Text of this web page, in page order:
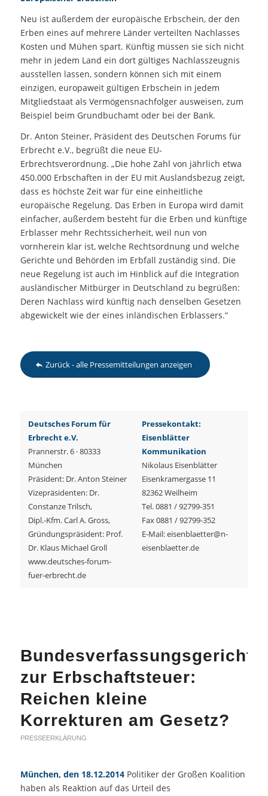
Neu ist außerdem der europäische Erbschein, der den
Erben eines auf mehrere Länder verteilten Nachlasses
Kosten und Mühen spart. Künftig müssen sie sich nicht
mehr in jedem Land ein dort gültiges Nachlasszeugnis
ausstellen lassen, sondern können sich mit einem
einzigen, europaweit gültigen Erbschein in jedem
Mitgliedstaat als Vermögensnachfolger ausweisen, zum
Beispiel beim Grundbuchamt oder bei der Bank.
Dr. Anton Steiner, Präsident des Deutschen Forums für
Erbrecht e.V., begrüßt die neue EU-
Erbrechtsverordnung. „Die hohe Zahl von jährlich etwa
450.000 Erbschaften in der EU mit Auslandsbezug zeigt,
dass es höchste Zeit war für eine einheitliche
europäische Regelung. Das Erben in Europa wird damit
einfacher, außerdem besteht für die Erben und künftige
Erblasser mehr Rechtssicherheit, weil nun von
vornherein klar ist, welche Rechtsordnung und welche
Gerichte und Behörden im Erbfall zuständig sind. Die
neue Regelung ist auch im Hinblick auf die Integration
ausländischer Mitbürger in Deutschland zu begrüßen:
Deren Nachlass wird künftig nach denselben Gesetzen
abgewickelt wie der eines inländischen Erblassers.“
Zurück - alle Pressemitteilungen anzeigen
Deutsches Forum für
Erbrecht e.V.
Prannerstr. 6 · 80333
München
Präsident: Dr. Anton Steiner
Vizepräsidenten: Dr.
Constanze Trilsch,
Dipl.-Kfm. Carl A. Gross,
Gründungspräsident: Prof.
Dr. Klaus Michael Groll
www.deutsches-forum-
fuer-erbrecht.de
Pressekontakt:
Eisenblätter
Kommunikation
Nikolaus Eisenblätter
Eisenkramergasse 11
82362 Weilheim
Tel. 0881 / 92799-351
Fax 0881 / 92799-352
E-Mail: eisenblaetter@n-
eisenblaetter.de
Bundesverfassungsgericht
zur Erbschaftsteuer:
Reichen kleine
Korrekturen am Gesetz?
PRESSEERKLÄRUNG
München, den 18.12.2014Politiker der Großen Koalition
haben als Reaktion auf das Urteil des